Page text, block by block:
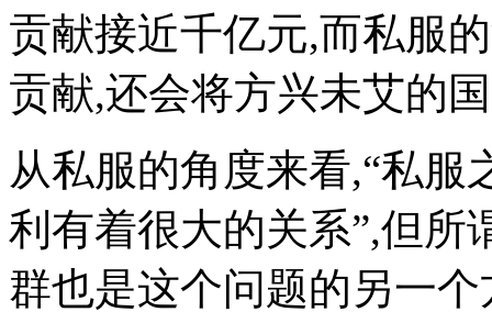
贡献接近千亿元,而私服
贡献,还会将方兴未艾的
从私服的角度来看,“私服
利有着很大的关系”,但所
群也是这个问题的另一